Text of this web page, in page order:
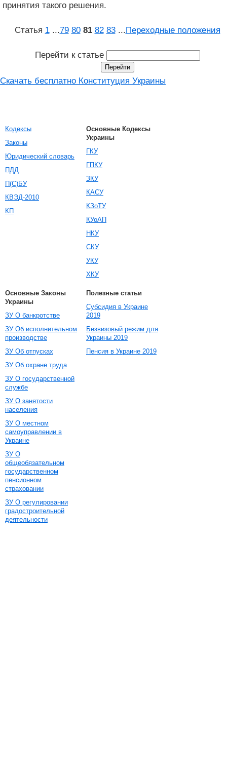
принятия такого решения.
Статья 1 ...79 80 81 82 83 ...Переходные положения
Перейти к статье
Скачать бесплатно Конституция Украины
Кодексы
Законы
Юридический словарь
ПДД
П(С)БУ
КВЭД-2010
КП
Основные Кодексы
Украины
ГКУ
ГПКУ
ЗКУ
КАСУ
КЗоТУ
КУоАП
НКУ
СКУ
УКУ
ХКУ
Основные Законы
Украины
ЗУ О банкротстве
ЗУ Об исполнительном
производстве
ЗУ Об отпусках
ЗУ Об охране труда
ЗУ О государственной
службе
ЗУ О занятости
населения
ЗУ О местном
самоуправлении в
Украине
ЗУ О
общеобязательном
государственном
пенсионном
страховании
ЗУ О регулировании
градостроительной
деятельности
Полезные статьи
Субсидия в Украине
2019
Безвизовый режим для
Украины 2019
Пенсия в Украине 2019